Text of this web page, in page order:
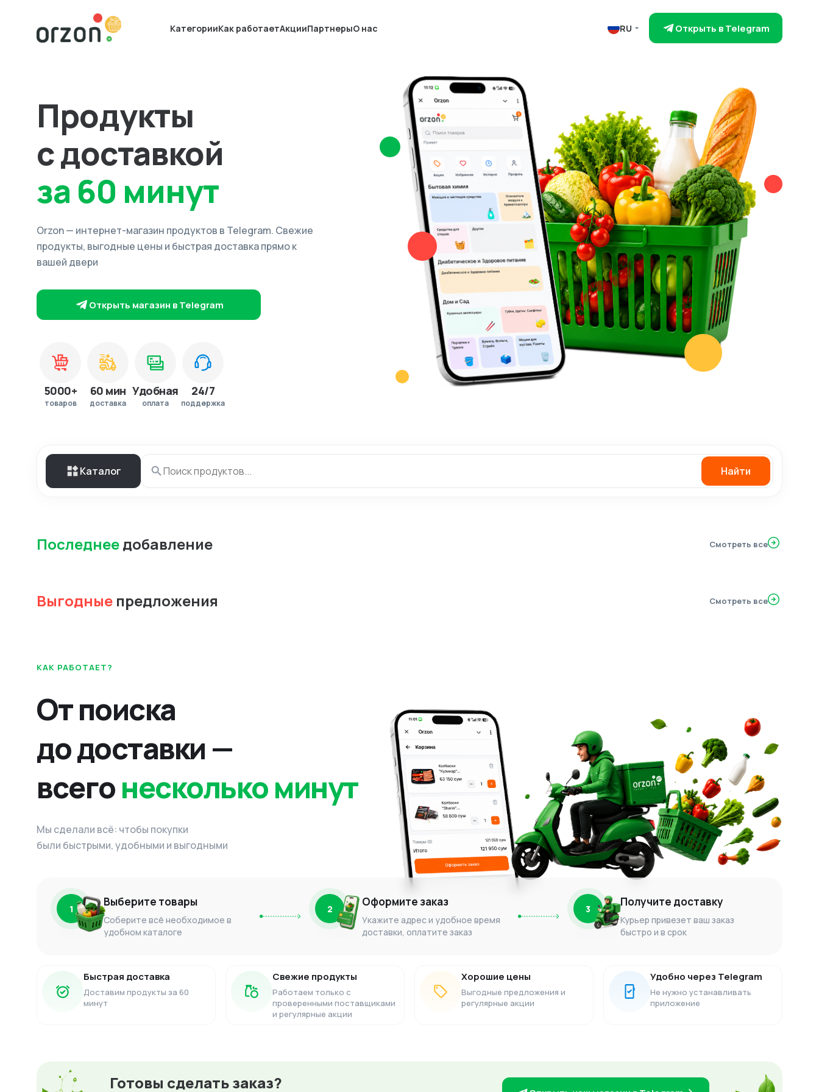
КатегорииКак работаетАкцииПартнерыО нас RU Открыть в Telegram
Продукты
с доставкой
за 60 минут
Orzon — интернет-магазин продуктов в Telegram. Свежие
продукты, выгодные цены и быстрая доставка прямо к
вашей двери
Открыть магазин в Telegram
5000+
товаров
60 мин
доставка
Удобная
оплата
24/7
поддержка
Каталог Найти
Последнеедобавление Смотреть все
Выгодные предложения Смотреть все
КАК РАБОТАЕТ?
От поиска
до доставки —
всегонесколько минут
Мы сделали всё: чтобы покупки
были быстрыми, удобными и выгодными
1 Выберите товары
Соберите всё необходимое в
удобном каталоге
2 Оформите заказ
Укажите адрес и удобное время
доставки, оплатите заказ
3 Получите доставку
Курьер привезет ваш заказ
быстро и в срок
Быстрая доставка
Доставим продукты за 60
минут
Свежие продукты
Работаем только с
проверенными поставщиками
и регулярные акции
Хорошие цены
Выгодные предложения и
регулярные акции
Удобно через Telegram
Не нужно устанавливать
приложение
Готовы сделать заказ?